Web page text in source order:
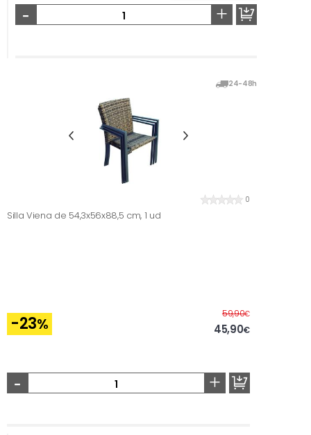
- +
24-48h
0
Silla Viena de 54,3x56x88,5 cm, 1 ud
-23%
59,90€Before
45,90€
- +